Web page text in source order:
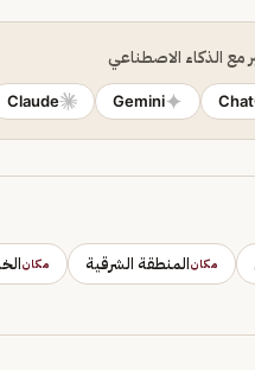
مع الذكاء الاصطناعي
Gemini
Claude
مكانالمنطقة الشرقية مكان